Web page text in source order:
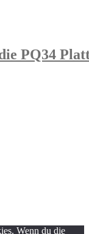
PQ34
Wenn du die